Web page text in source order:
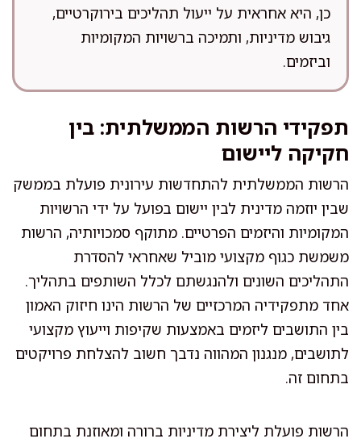
כן, היא אחראית על ייעול תהליכים בירוקרטיים,
גיבוש מדיניות, ותמיכה ברשויות המקומיות
וביזמים.
תפקידי הרשות הממשלתית: בין
חקיקה ליישום
הרשות הממשלתית להתחדשות עירונית פועלת בממשק
שבין יוזמה מדינית לבין יישום בפועל על ידי הרשויות
המקומיות והיזמים הפרטיים. מתוקף סמכויותיה, הרשות
משמשת כגוף מקצועי מוביל שאחראי להסדרת
התהליכים השונים ולהנגשתם לכלל השותפים בתהליך.
אחד מתפקידיה המרכזיים של הרשות הינו חיזוק האמון
בין התושבים ליזמים באמצעות שקיפות וייעוץ מקצועי
לתושבים, מנגנון המהווה נדבך חשוב להצלחת פרויקטים
בתחום זה.
הרשות פועלת ליצירת מדיניות ברורה ומאוזנת בתחום